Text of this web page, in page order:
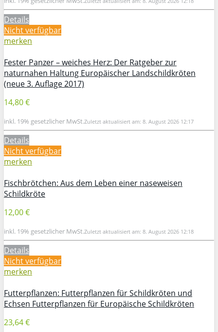
Details
Nicht verfügbar
merken
Fester Panzer – weiches Herz: Der Ratgeber zur
naturnahen Haltung Europäischer Landschildkröten
(neue 3. Auflage 2017)
14,80 €
inkl. 19% gesetzlicher MwSt.Zuletzt aktualisiert am: 8. August 2026 12:17
Details
Nicht verfügbar
merken
Fischbrötchen: Aus dem Leben einer naseweisen
Schildkröte
12,00 €
inkl. 19% gesetzlicher MwSt.Zuletzt aktualisiert am: 8. August 2026 12:18
Details
Nicht verfügbar
merken
Futterpflanzen: Futterpflanzen für Schildkröten und
Echsen Futterpflanzen für Europäische Schildkröten
23,64 €